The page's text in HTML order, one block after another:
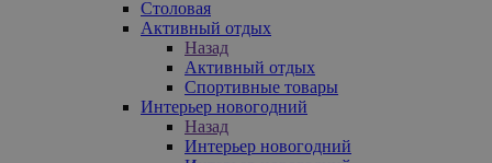
Столовая
Активный отдых
Назад
Активный отдых
Спортивные товары
Интерьер новогодний
Назад
Интерьер новогодний